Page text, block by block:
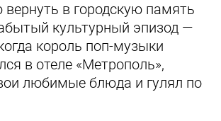
в городскую память
культурный эпизод —
король поп-музыки
в отеле «Метрополь»,
любимые блюда и гулял по